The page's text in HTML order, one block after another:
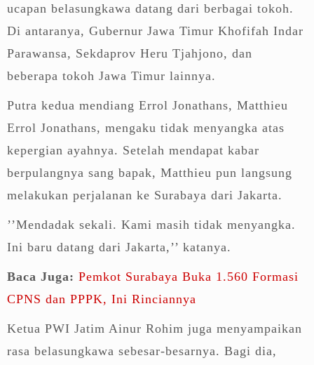
ucapan belasungkawa datang dari berbagai tokoh.
Di antaranya, Gubernur Jawa Timur Khofifah Indar
Parawansa, Sekdaprov Heru Tjahjono, dan
beberapa tokoh Jawa Timur lainnya.
Putra kedua mendiang Errol Jonathans, Matthieu
Errol Jonathans, mengaku tidak menyangka atas
kepergian ayahnya. Setelah mendapat kabar
berpulangnya sang bapak, Matthieu pun langsung
melakukan perjalanan ke Surabaya dari Jakarta.
’’Mendadak sekali. Kami masih tidak menyangka.
Ini baru datang dari Jakarta,’’ katanya.
Baca Juga: Pemkot Surabaya Buka 1.560 Formasi
CPNS dan PPPK, Ini Rinciannya
Ketua PWI Jatim Ainur Rohim juga menyampaikan
rasa belasungkawa sebesar-besarnya. Bagi dia,